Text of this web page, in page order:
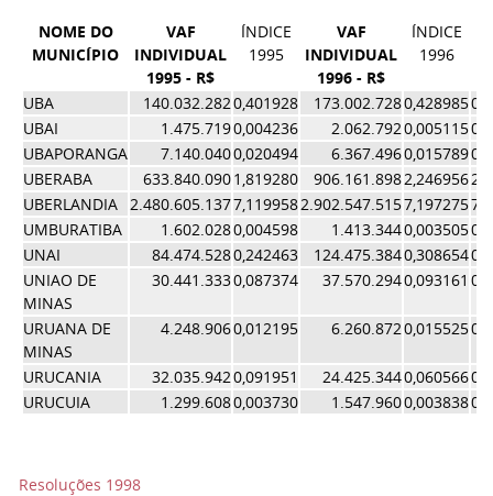
NOME DO
MUNICÍPIO
VAF
INDIVIDUAL
1995 - R$
ÍNDICE
1995
VAF
INDIVIDUAL
1996 - R$
ÍNDICE
1996
UBA
140.032.2820,401928 173.002.7280,428985
UBAI
1.475.7190,004236 2.062.7920,005115
UBAPORANGA
7.140.0400,020494 6.367.4960,015789
UBERABA
633.840.0901,819280 906.161.8982,246956
UBERLANDIA 2.480.605.1377,1199582.902.547.5157,197275
UMBURATIBA
1.602.0280,004598 1.413.3440,003505
UNAI
84.474.5280,242463 124.475.3840,308654
UNIAO DE
MINAS
30.441.3330,087374 37.570.2940,093161
URUANA DE
MINAS
4.248.9060,012195 6.260.8720,015525
URUCANIA 32.035.9420,091951 24.425.3440,060566
URUCUIA
1.299.6080,003730 1.547.9600,003838
Resoluções 1998